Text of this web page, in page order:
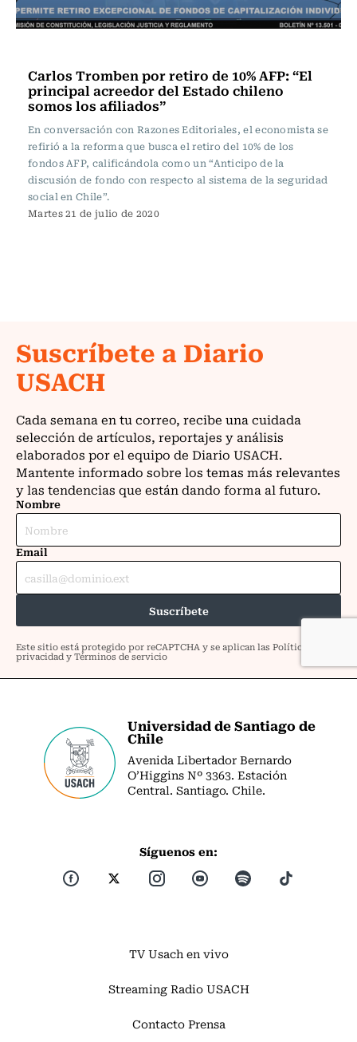
Carlos Tromben por retiro de 10% AFP: “El
principal acreedor del Estado chileno
somos los afiliados”
En conversación con Razones Editoriales, el economista se
refirió a la reforma que busca el retiro del 10% de los
fondos AFP, calificándola como un “Anticipo de la
discusión de fondo con respecto al sistema de la seguridad
social en Chile”.
Martes 21 de julio de 2020
Universidad de Santiago de
Chile
Avenida Libertador Bernardo
O’Higgins Nº 3363. Estación
Central. Santiago. Chile.
Síguenos en:
TV Usach en vivo
Streaming Radio USACH
Contacto Prensa